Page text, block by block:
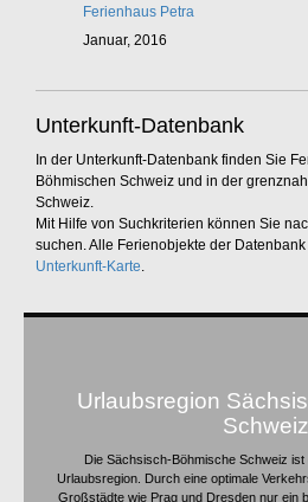
Ferienhaus Petra
Januar, 2016
Unterkunft-Datenbank
In der Unterkunft-Datenbank finden Sie
Böhmischen Schweiz und in der
Schweiz.
Mit Hilfe von Suchkriterien können Sie
suchen. Alle Ferienobjekte der
Unterkunft-Karte.
Urlaubsregion
Schweiz
Die Sächsisch-Böhmische Schweiz
Urlaubsregion. Durch eine optimale
Großstädte wie Prag und Dresden nur ein